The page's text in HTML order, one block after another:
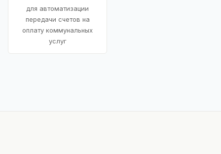
для автоматизации
передачи счетов на
оплату коммунальных
услуг